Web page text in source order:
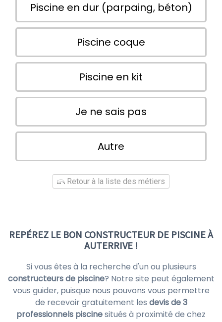
Piscine en dur (parpaing, béton)
Piscine coque
Piscine en kit
Je ne sais pas
Autre
Retour à la liste des métiers
REPÉREZ LE BON CONSTRUCTEUR DE PISCINE À
AUTERRIVE !
Si vous êtes à la recherche d'un ou plusieurs
constructeurs de piscine? Notre site peut également
vous guider, puisque nous pouvons vous permettre
de recevoir gratuitement les devis de 3
professionnels piscinesitués à proximité de chez